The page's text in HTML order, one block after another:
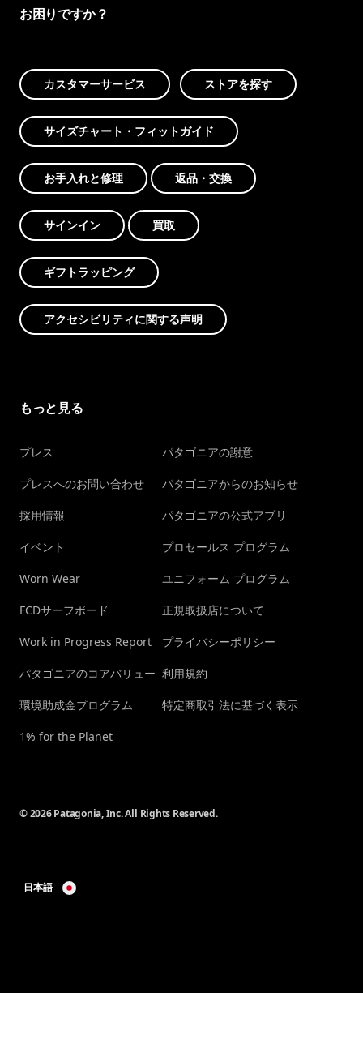
お困りですか？
カスタマーサービス ストアを探す
サイズチャート・フィットガイド
お手入れと修理 返品・交換
サインイン 買取
ギフトラッピング
アクセシビリティに関する声明
もっと見る
プレス
プレスへのお問い合わせ
採用情報
イベント
Worn Wear
FCDサーフボード
Work in Progress Report
パタゴニアのコアバリュー
環境助成金プログラム
1% for the Planet
パタゴニアの謝意
パタゴニアからのお知らせ
パタゴニアの公式アプリ
プロセールス プログラム
ユニフォーム プログラム
正規取扱店について
プライバシーポリシー
利用規約
特定商取引法に基づく表示
© 2026 Patagonia, Inc. All Rights Reserved.
日本語